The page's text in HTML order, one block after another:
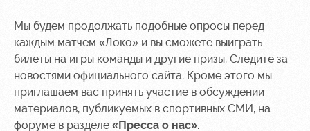
площадей
Ледовый
дворец
Занятия
Руководство
Контакты
Академии
Парковка
Карта
болельщика
Программа
лояльности
Мы будем продолжать подобные опросы перед
каждым матчем «Локо» и вы сможете выиграть
билеты на игры команды и другие призы. Следите за
новостями официального сайта. Кроме этого мы
приглашаем вас принять участие в обсуждении
материалов, публикуемых в спортивных СМИ, на
форуме в разделе «Пресса о нас».